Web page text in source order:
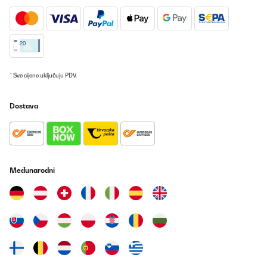
POTVRĐENI PREGLED
25/09/2025
Sieht gut aus, die gewünschte Gradzahl ist leicht einstellbar und
es geht viel mehr rein als in einen einfachen Kühlschrank.
er auch noch aus. Die Lieferung erfolgte auch sehr schnell. Ich bin
Amazon-Benutzer
Prevedi
* Sve cijene uključuju PDV.
Dostava
Međunarodni